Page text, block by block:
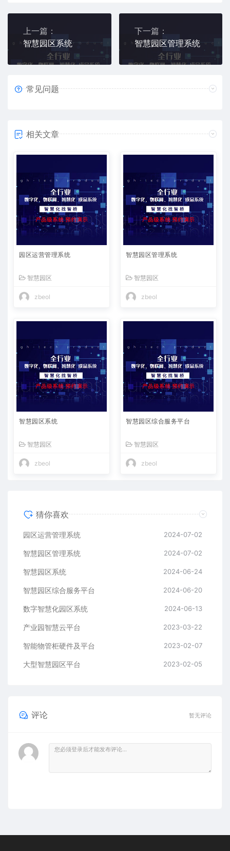
上一篇：
智慧园区系统
下一篇：
智慧园区管理系统
常见问题
相关文章
园区运营管理系统
智慧园区
zbeol
智慧园区管理系统
智慧园区
zbeol
智慧园区系统
智慧园区
zbeol
智慧园区综合服务平台
智慧园区
zbeol
猜你喜欢
园区运营管理系统 2024-07-02
智慧园区管理系统 2024-07-02
智慧园区系统 2024-06-24
智慧园区综合服务平台 2024-06-20
数字智慧化园区系统 2024-06-13
产业园智慧云平台 2023-03-22
智能物管柜硬件及平台 2023-02-07
大型智慧园区平台 2023-02-05
评论 暂无评论